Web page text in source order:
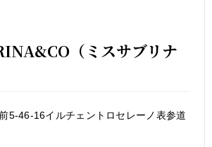
（ミスサブリナ
5-46-16イルチェントロセレーノ表参道